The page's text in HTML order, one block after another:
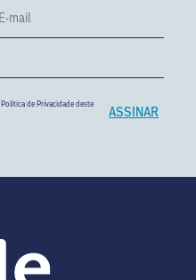
Política de Privacidadedeste